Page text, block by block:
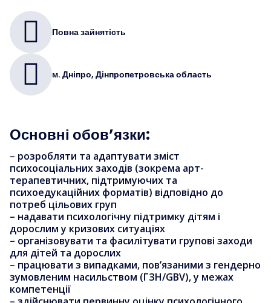
Повна зайнятість
м. Дніпро, Дінпропетровська область
Основні обов’язки:
– розробляти та адаптувати зміст
психосоціальних заходів (зокрема арт-
терапевтичних, підтримуючих та
психоедукаційних форматів) відповідно до
потреб цільових груп
– надавати психологічну підтримку дітям і
дорослим у кризових ситуаціях
– організовувати та фасилітувати групові заходи
для дітей та дорослих
– працювати з випадками, пов’язаними з гендерно
зумовленим насильством (ГЗН/GBV), у межах
компетенції